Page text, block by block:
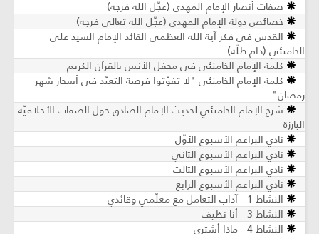
صفات أنصار الإمام المهدي (عجّل الله فرجه)
خصائص دولة الإمام المهدي (عجّل الله تعالى فرجه)
القدس في فكر آية الله العظمى القائد الإمام السيد علي
الخامنئي (دام ظلّه)
كلمة الإمام الخامنئي في محفل الأنس بالقرآن الكريم
كلمة الإمام الخامنئي "لا تفوّتوا فرصة التعبّد في أسحار شهر
رمضان"
شرح الإمام الخامنئي لحديث الإمام الصادق حول الصفات الأخلاقيّة
البارزة
نادي البراعم الأسبوع الأوّل
نادي البراعم الأسبوع الثاني
نادي البراعم الأسبوع الثالث
نادي البراعم الأسبوع الرابع
النشاط 1 - آداب التعامل مع معلّمي وقائدي
النشاط 3 - أنا نظيف
النشاط 4 - ماذا أشتري